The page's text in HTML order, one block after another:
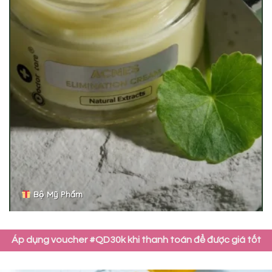
Bộ Mỹ Phẩm
Áp dụng voucher #QD30k khi thanh toán để được giá tốt